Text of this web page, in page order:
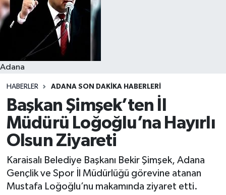
Adana
HABERLER ADANA SON DAKIKA HABERLERI
Başkan Şimşek’ten İl
Müdürü Loğoğlu’na Hayırlı
Olsun Ziyareti
Karaisalı Belediye Başkanı Bekir Şimşek, Adana
Gençlik ve Spor İl Müdürlüğü görevine atanan
Mustafa Loğoğlu’nu makamında ziyaret etti.
Resmi İlanlar